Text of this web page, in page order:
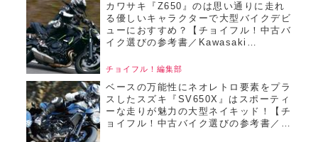
カワサキ『Z650』のは思い通りに走れ
る優しいキャラクターで大型バイクデビ
ューにおすすめ？【チョイフル！中古バ
イク選びの参考書／Kawasaki
チョイフル！編集部
ベースの万能性にネオレトロ要素をプラ
スしたスズキ『SV650X』はスポーティ
ーな走りが魅力の大型ネイキッド！【チ
ョイフル！中古バイク選びの参考書／